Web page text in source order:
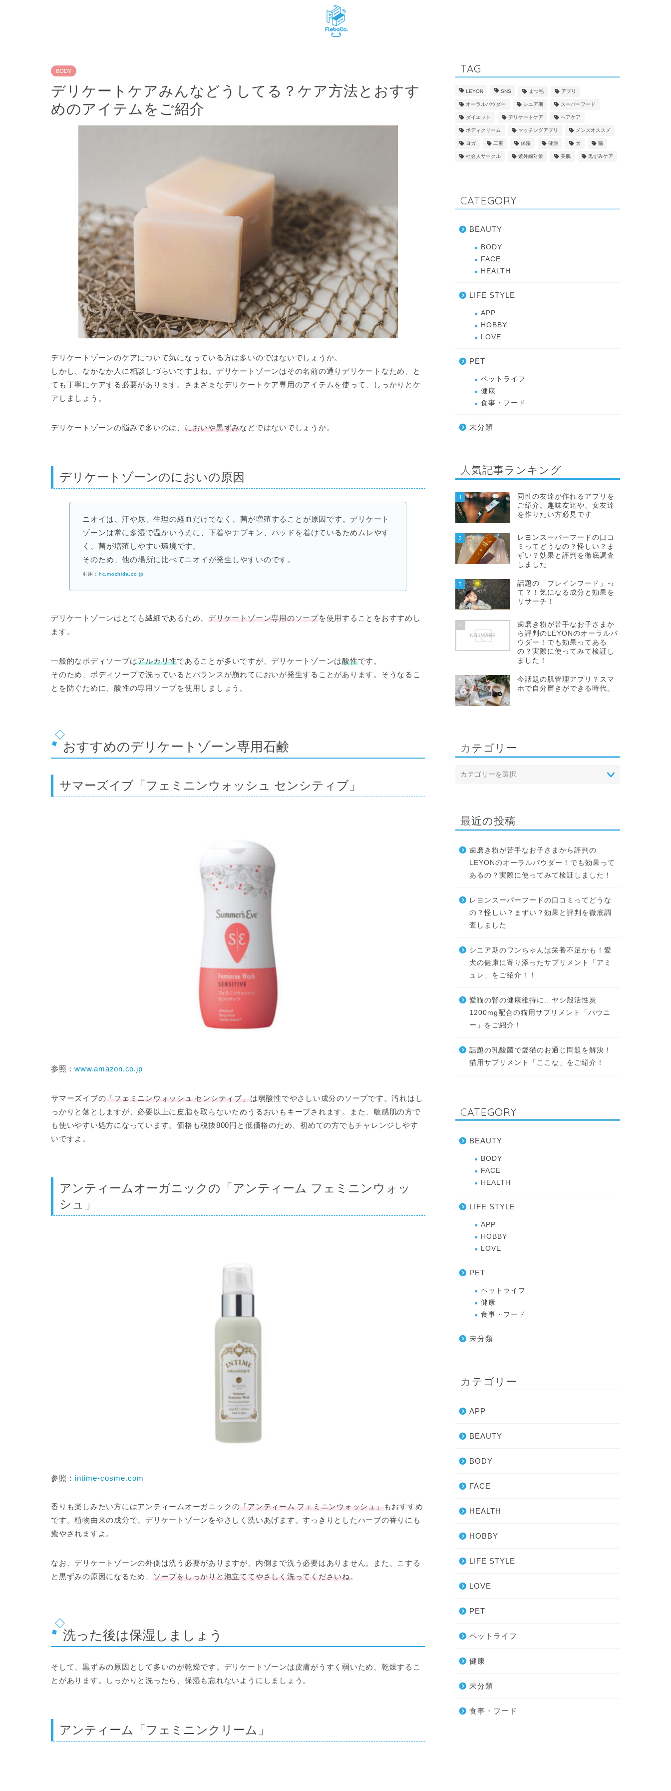
BODY
デリケートケアみんなどうしてる？ケア方法とおすす
めのアイテムをご紹介
デリケートゾーンのケアについて気になっている方は多いのではないでしょうか。
しかし、なかなか人に相談しづらいですよね。デリケートゾーンはその名前の通りデリケートなため、と
ても丁寧にケアする必要があります。さまざまなデリケートケア専用のアイテムを使って、しっかりとケ
アしましょう。
デリケートゾーンの悩みで多いのは、 においや黒ずみなどではないでしょうか。
デリケートゾーンのにおいの原因
ニオイは、汗や尿、生理の経血だけでなく、菌が増殖することが原因です。デリケート
ゾーンは常に多湿で温かいうえに、下着やナプキン、パッドを着けているためムレやす
く、菌が増殖しやすい環境です。
そのため、他の場所に比べてニオイが発生しやすいのです。
引用： hc.mochida.co.jp
デリケートゾーンはとても繊細であるため、 デリケートゾーン専用のソープを使用することをおすすめし
ます。
一般的なボディソープはアルカリ性であることが多いですが、 デリケートゾーンは酸性です。
そのため、ボディソープで洗っているとバランスが崩れてにおいが発生することがあります。そうなるこ
とを防ぐために、酸性の専用ソープを使用しましょう。
おすすめのデリケートゾーン専用石鹸
サマーズイブ「フェミニンウォッシュ センシティブ」
参照：www.amazon.co.jp
サマーズイブの 「フェミニンウォッシュ センシティブ」 は弱酸性でやさしい成分のソープです。汚れはし
っかりと落としますが、必要以上に皮脂を取らないためうるおいもキープされます。また、敏感肌の方で
も使いやすい処方になっています。価格も税抜800円 と低価格のため、初めての方でもチャレンジしやす
いですよ。
アンティームオーガニックの「アンティーム フェミニンウォッ
シュ」
参照： intime-cosme.com
香りも楽しみたい方にはアンティームオーガニックの 「アンティーム フェミニンウォッシュ」
もおすすめ
です。植物由来の成分で、デリケートゾーンをやさしく洗いあげます。すっきりとしたハーブの香りにも
癒やされますよ。
なお、デリケートゾーンの外側は洗う必要がありますが、内側まで洗う必要はありません。また、 こする
と黒ずみの原因になるため、 ソープをしっかりと泡立ててやさしく洗ってくださいね 。
洗った後は保湿しましょう
そして、黒ずみの原因として多いのが乾燥です。デリケートゾーンは皮膚がうすく弱いため、乾燥するこ
とがあります。しっかりと洗ったら、保湿も忘れないようにしましょう。
アンティーム「フェミニンクリーム」
TAG
LEYON SNS まつ毛 アプリ
オーラルパウダー シニア期 スーパーフード
ダイエット デリケートケア ヘアケア
ボディクリーム マッチングアプリ メンズオススメ
ヨガ 二重 保湿 健康 犬 猫
社会人サークル 紫外線対策 美肌 黒ずみケア
CATEGORY
BEAUTY
BODY
FACE
HEALTH
LIFE STYLE
APP
HOBBY
LOVE
PET
ペットライフ
健康
食事・フード
未分類
人気記事ランキング
1
同性の友達が作れるアプリを
ご紹介。趣味友達や、女友達
を作りたい方必見です
2
レヨンスーパーフードの口コ
ミってどうなの？怪しい？ま
ずい？効果と評判を徹底調査
しました
3
話題の「ブレインフード」っ
て？！気になる成分と効果を
リサーチ！
4
歯磨き粉が苦手なお子さまか
ら評判のLEYONのオーラルパ
ウダー！でも効果ってある
の？実際に使ってみて検証し
ました！
5
今話題の肌管理アプリ？スマ
ホで自分磨きができる時代。
カテゴリー
最近の投稿
歯磨き粉が苦手なお子さまから評判の
LEYONのオーラルパウダー！でも効果って
あるの？実際に使ってみて検証しました！
レヨンスーパーフードの口コミってどうな
の？怪しい？まずい？効果と評判を徹底調
査しました
シニア期のワンちゃんは栄養不足かも！愛
犬の健康に寄り添ったサプリメント「アミ
ュレ」をご紹介！！
愛猫の腎の健康維持に…ヤシ殻活性炭
1200mg配合の猫用サプリメント「パウニ
ー」をご紹介！
話題の乳酸菌で愛猫のお通じ問題を解決！
猫用サプリメント「ここな」をご紹介！
CATEGORY
BEAUTY
BODY
FACE
HEALTH
LIFE STYLE
APP
HOBBY
LOVE
PET
ペットライフ
健康
食事・フード
未分類
カテゴリー
APP
BEAUTY
BODY
FACE
HEALTH
HOBBY
LIFE STYLE
LOVE
PET
ペットライフ
健康
未分類
食事・フード